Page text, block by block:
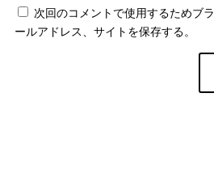
次回のコメントで使用するためブ
ールアドレス、サイトを保存する。